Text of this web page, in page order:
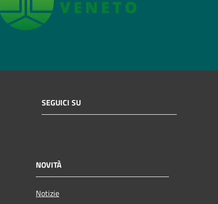
SEGUICI SU
NOVITÀ
Notizie